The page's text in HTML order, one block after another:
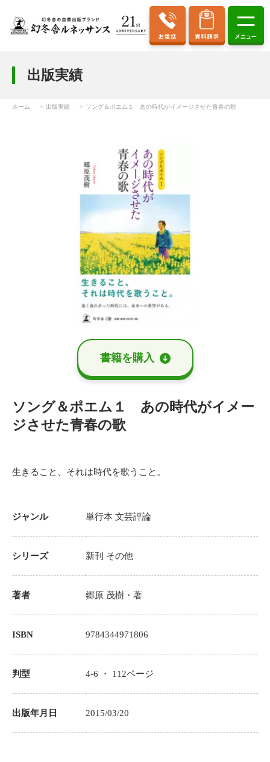
出版実績
ホーム 出版実績 ソング＆ポエム１ あの時代がイメージさせた青春の歌
書籍を購⼊
ソング＆ポエム１ あの時代がイメー
ジさせた青春の歌
生きること、それは時代を歌うこと。
ジャンル 単行本 文芸評論
シリーズ 新刊 その他
著者 郷原 茂樹 ・著
ISBN 9784344971806
判型 4-6 ・ 112ページ
出版年月日 2015/03/20